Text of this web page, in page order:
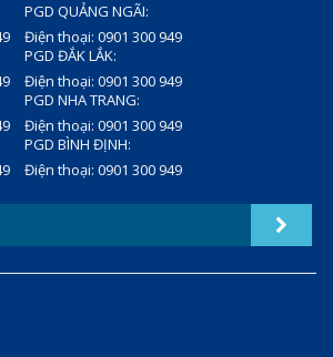
PGD QUẢNG NGÃI:
Điện thoại: 0901 300 949
PGD ĐẮK LẮK:
Điện thoại: 0901 300 949
PGD NHA TRANG:
Điện thoại: 0901 300 949
PGD BÌNH ĐỊNH:
Điện thoại: 0901 300 949